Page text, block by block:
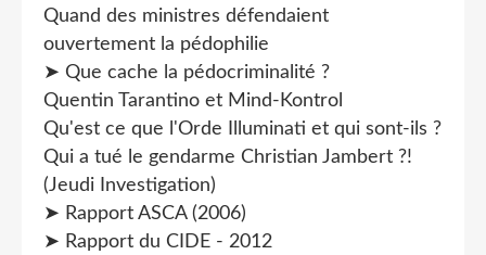
Quand des ministres défendaient
ouvertement la pédophilie
➤ Que cache la pédocriminalité ?
Quentin Tarantino et Mind-Kontrol
Qu'est ce que l'Orde Illuminati et qui sont-ils ?
Qui a tué le gendarme Christian Jambert ?!
(Jeudi Investigation)
➤ Rapport ASCA (2006)
➤ Rapport du CIDE - 2012